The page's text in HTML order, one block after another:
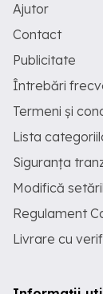
Ajutor
Contact
Publicitate
Întrebări
Termeni și
Lista
Siguranța
Modifică
Regulament
Livrare cu